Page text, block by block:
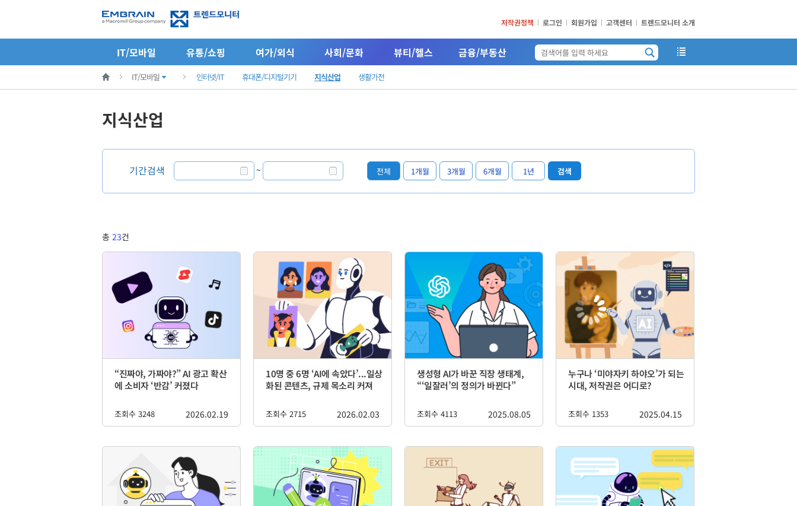
저작권정책 로그인 회원가입 고객센터 트렌드모니터 소개
IT/모바일 유통/쇼핑 여가/외식 사회/문화 뷰티/헬스 금융/부동산
IT/모바일 인터넷/IT 휴대폰/디지털기기 지식산업 생활가전
지식산업
기간검색 ~
총 23건
“진짜야, 가짜야?” AI 광고 확산
에 소비자 ‘반감’ 커졌다
조회수 3248 2026.02.19
10명 중 6명 ‘AI에 속았다’...일상
화된 콘텐츠, 규제 목소리 커져
조회수 2715 2026.02.03
생성형 AI가 바꾼 직장 생태계,
“‘일잘러’의 정의가 바뀐다”
조회수 4113 2025.08.05
누구나 ‘미야자키 하야오’가 되는
시대, 저작권은 어디로?
조회수 1353 2025.04.15